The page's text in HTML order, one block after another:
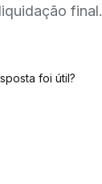
final.
foi útil?